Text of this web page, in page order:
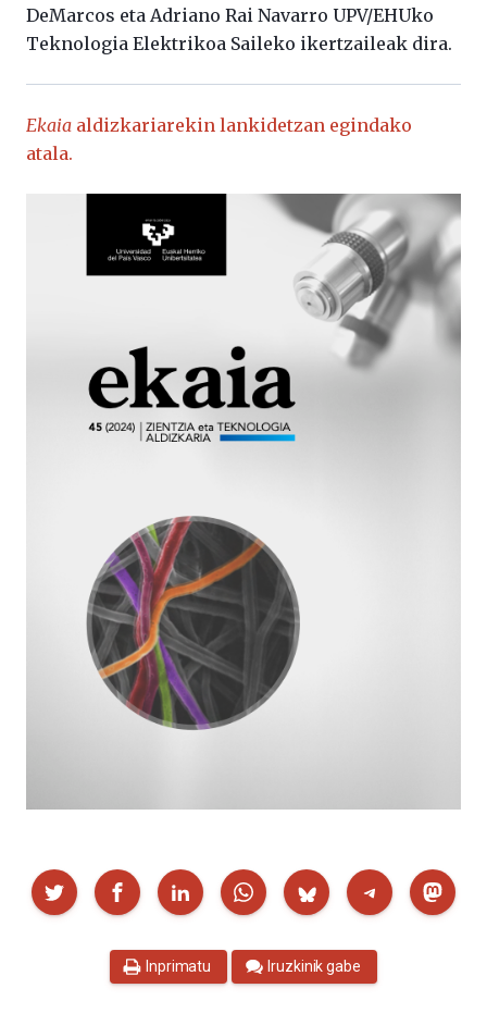
DeMarcos eta Adriano Rai Navarro UPV/EHUko
Teknologia Elektrikoa Saileko ikertzaileak dira.
Ekaia aldizkariarekin lankidetzan egindako
atala.
Partekatu
Inprimatu Iruzkinik gabe